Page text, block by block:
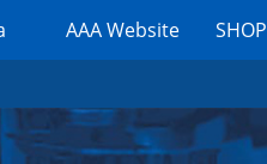
AAA Website SHOP